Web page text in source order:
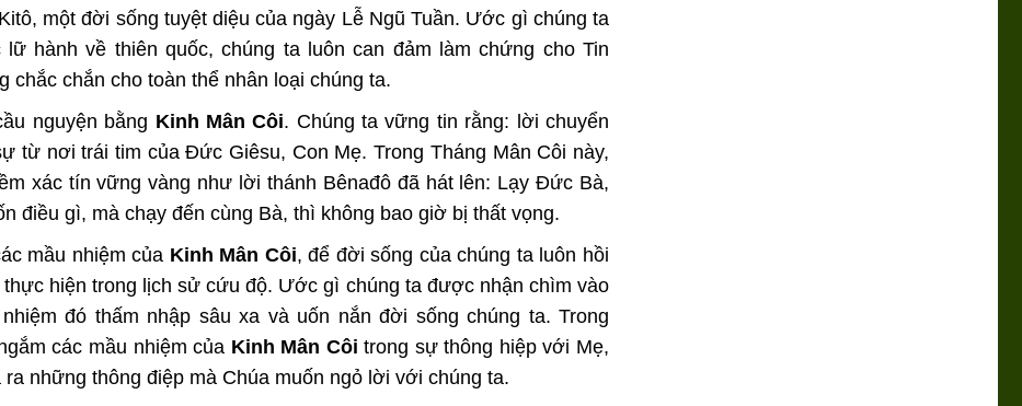
một đời sống tuyệt diệu của ngày Lễ Ngũ Tuần. Ước gì chúng ta
hành về thiên quốc, chúng ta luôn can đảm làm chứng cho Tin
chắc chắn cho toàn thể nhân loại chúng ta.
nguyện bằng Kinh Mân Côi. Chúng ta vững tin rằng: lời chuyển
từ nơi trái tim của Đức Giêsu, Con Mẹ. Trong Tháng Mân Côi này,
xác tín vững vàng như lời thánh Bênađô đã hát lên: Lạy Đức Bà,
điều gì, mà chạy đến cùng Bà, thì không bao giờ bị thất vọng.
mầu nhiệm của Kinh Mân Côi, để đời sống của chúng ta luôn hồi
hiện trong lịch sử cứu độ. Ước gì chúng ta được nhận chìm vào
đó thấm nhập sâu xa và uốn nắn đời sống chúng ta. Trong
các mầu nhiệm của Kinh Mân Côi trong sự thông hiệp với Mẹ,
những thông điệp mà Chúa muốn ngỏ lời với chúng ta.